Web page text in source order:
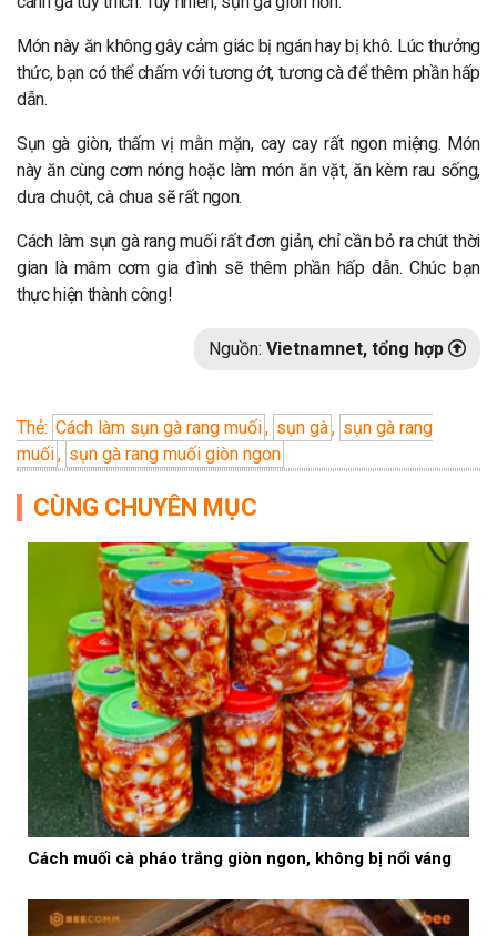
Món này ăn không gây cảm giác bị ngán hay bị khô. Lúc thưởng
thức, bạn có thể chấm với tương ớt, tương cà để thêm phần hấp
dẫn.
Sụn gà giòn, thấm vị mằn mặn, cay cay rất ngon miệng. Món
này ăn cùng cơm nóng hoặc làm món ăn vặt, ăn kèm rau sống,
dưa chuột, cà chua sẽ rất ngon.
Cách làm sụn gà rang muối rất đơn giản, chỉ cần bỏ ra chút thời
gian là mâm cơm gia đình sẽ thêm phần hấp dẫn. Chúc bạn
thực hiện thành công!
Nguồn: Vietnamnet, tổng hợp
Thẻ: Cách làm sụn gà rang muối, sụn gà, sụn gà rang
muối, sụn gà rang muối giòn ngon
CÙNG CHUYÊN MỤC
Cách muối cà pháo trắng giòn ngon, không bị nổi váng